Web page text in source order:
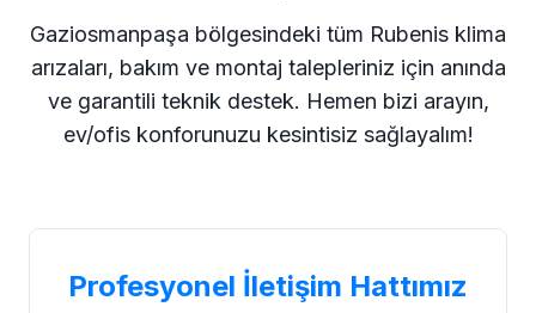
Gaziosmanpaşa bölgesindeki tüm Rubenis klima
arızaları, bakım ve montaj talepleriniz için anında
ve garantili teknik destek. Hemen bizi arayın,
ev/ofis konforunuzu kesintisiz sağlayalım!
Profesyonel İletişim Hattımız